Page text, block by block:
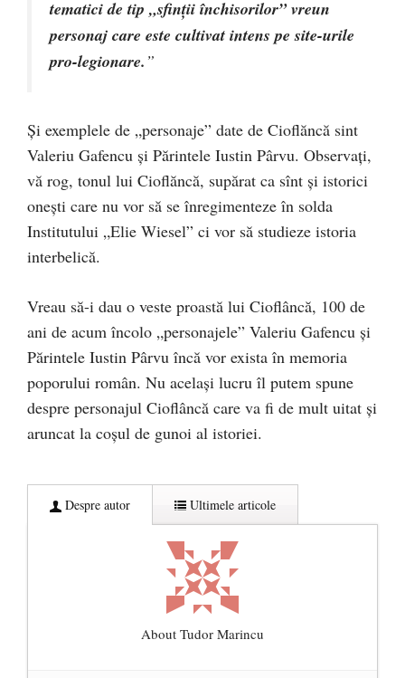
tematici de tip „sfinţii închisorilor” vreun
personaj care este cultivat intens pe site-urile
pro-legionare. ”
Și exemplele de „personaje” date de Cioflăncă sint
Valeriu Gafencu și Părintele Iustin Pârvu. Observați,
vă rog, tonul lui Cioflăncă, supărat ca sînt și istorici
onești care nu vor să se înregimenteze în solda
Institutului „Elie Wiesel” ci vor să studieze istoria
interbelică.
Vreau să-i dau o veste proastă lui Cioflâncă, 100 de
ani de acum încolo „personajele” Valeriu Gafencu și
Părintele Iustin Pârvu încă vor exista în memoria
poporului român. Nu același lucru îl putem spune
despre personajul Cioflâncă care va fi de mult uitat și
aruncat la coșul de gunoi al istoriei.
Despre autor Ultimele articole
About Tudor Marincu